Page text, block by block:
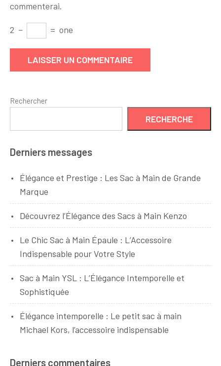
commenterai.
2 − = one
Rechercher
RECHERCHE
Derniers messages
Élégance et Prestige : Les Sac à Main de Grande
Marque
Découvrez l’Élégance des Sacs à Main Kenzo
Le Chic Sac à Main Épaule : L’Accessoire
Indispensable pour Votre Style
Sac à Main YSL : L’Élégance Intemporelle et
Sophistiquée
Élégance intemporelle : Le petit sac à main
Michael Kors, l’accessoire indispensable
Derniers commentaires